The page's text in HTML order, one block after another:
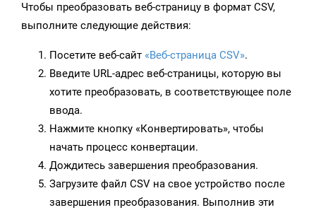
Чтобы преобразовать веб-страницу в формат CSV,
выполните следующие действия:
Посетите веб-сайт «Веб-страница CSV».
Введите URL-адрес веб-страницы, которую вы
хотите преобразовать, в соответствующее поле
ввода.
Нажмите кнопку «Конвертировать», чтобы
начать процесс конвертации.
Дождитесь завершения преобразования.
Загрузите файл CSV на свое устройство после
завершения преобразования. Выполнив эти